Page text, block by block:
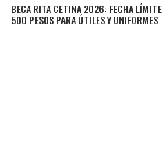
BECA RITA CETINA 2026: FECHA
500 PESOS PARA ÚTILES Y UNIFORMES